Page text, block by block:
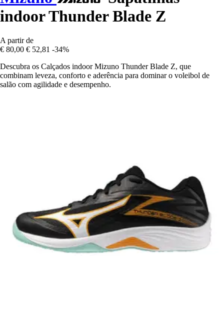
indoor Thunder Blade Z
A partir de
€ 80,00 € 52,81 -34%
Descubra os Calçados indoor Mizuno Thunder Blade Z, que
combinam leveza, conforto e aderência para dominar o voleibol de
salão com agilidade e desempenho.